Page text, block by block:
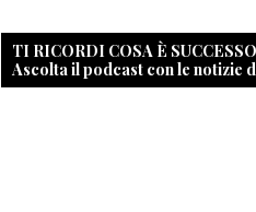
TI RICORDI COSA È
Ascolta il podcast con le notizie